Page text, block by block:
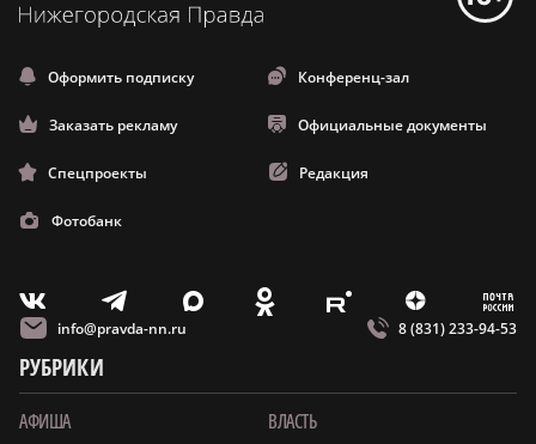
Оформить подписку Конференц-зал
Заказать рекламу Официальные документы
Спецпроекты Редакция
Фотобанк
V T X O E Z m
info@pravda-nn.ru 8 (831) 233-94-53
РУБРИКИ
АФИША
ВЛАСТЬ